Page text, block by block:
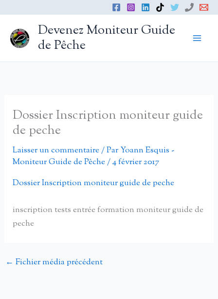
contenu
Devenez Moniteur Guide
de Pêche
Dossier Inscription moniteur guide
de peche
Laisser un commentaire/ ParYoann Esquis -
Moniteur Guide de Pêche/4 février 2017
Dossier Inscription moniteur guide de peche
inscription tests entrée formation moniteur guide de
peche
← Fichier média précédent